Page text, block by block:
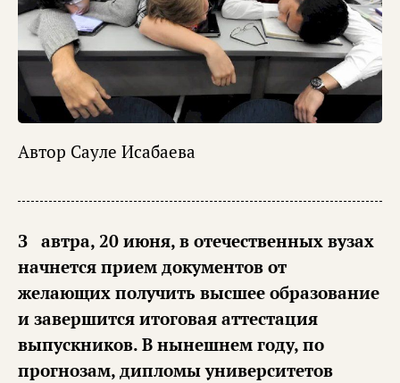
Автор Сауле Исабаева
Завтра, 20 июня, в отечественных вузах
начнется прием документов от
желающих получить высшее образование
и завершится итоговая аттестация
выпускников. В нынешнем году, по
прогнозам, дипломы университетов